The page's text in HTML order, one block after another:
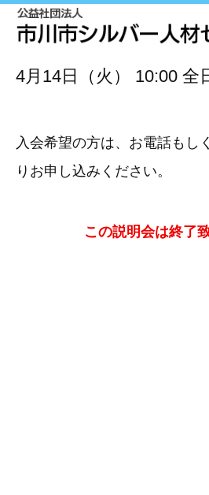
4月14日（火） 10:00 全
入会希望の方は、お電話もし
りお申し込みください。
この説明会は終了